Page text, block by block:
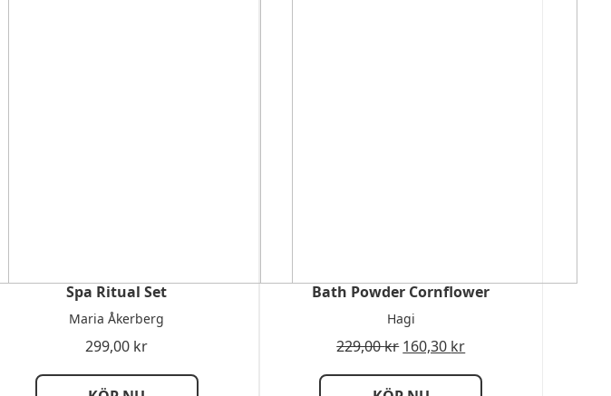
Spa Ritual Set
Maria Åkerberg
299,00 kr
Bath Powder Cornflower
Hagi
229,00kr 160,30 kr